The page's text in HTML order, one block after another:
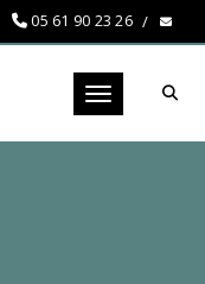
05 61 90 23 26
Toggle